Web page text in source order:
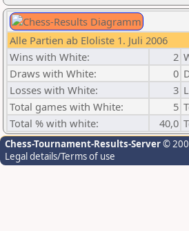
Alle Partien ab Eloliste 1. Juli 2006
Wins with White:
2
Draws with White:
0
Losses with White:
3
Total games with White:
5
Total % with white:
40,0
Chess-Tournament-Results-Server©
Legal details/Terms of use